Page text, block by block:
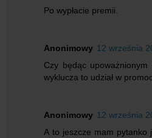
Po wypłacie premii.
Anonimowy 12 września
Czy będąc
wyklucza to udział w
Anonimowy 12 września
A to jeszcze mam pytanko